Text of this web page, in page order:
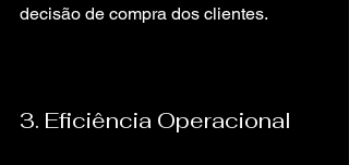
decisão de compra dos clientes.
3. Eficiência Operacional